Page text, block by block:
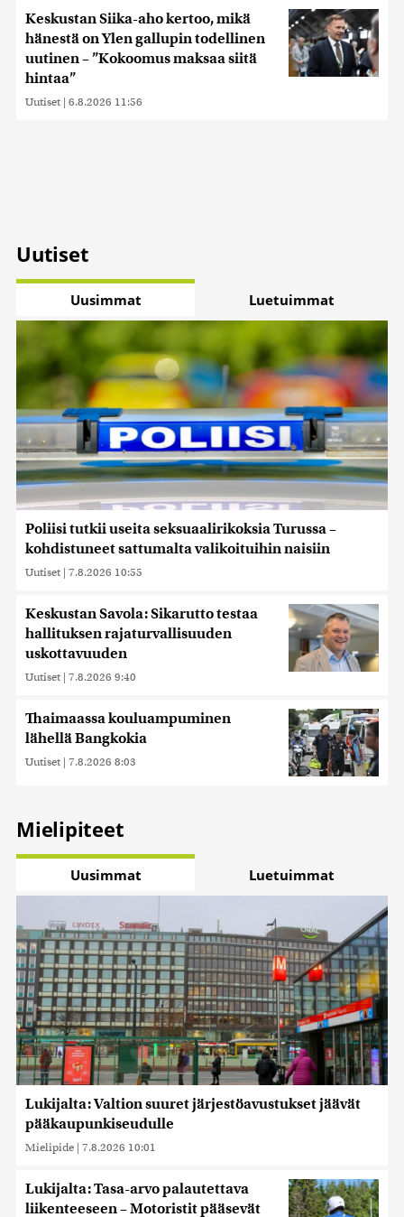
Keskustan Siika-aho kertoo, mikä
hänestä on Ylen gallupin todellinen
uutinen – ”Kokoomus maksaa siitä
hintaa”
Uutiset | 6.8.2026 11:56
Uutiset
Uusimmat Luetuimmat
Poliisi tutkii useita seksuaalirikoksia Turussa –
kohdistuneet sattumalta valikoituihin naisiin
Uutiset | 7.8.2026 10:55
Keskustan Savola: Sikarutto testaa
hallituksen rajaturvallisuuden
uskottavuuden
Uutiset | 7.8.2026 9:40
Thaimaassa kouluampuminen
lähellä Bangkokia
Uutiset | 7.8.2026 8:03
Mielipiteet
Uusimmat Luetuimmat
Lukijalta: Valtion suuret järjestöavustukset jäävät
pääkaupunkiseudulle
Mielipide | 7.8.2026 10:01
Lukijalta: Tasa-arvo palautettava
liikenteeseen – Motoristit pääsevät